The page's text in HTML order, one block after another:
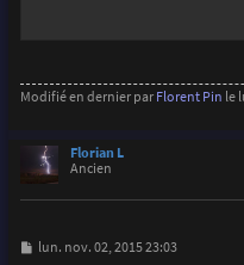
const int
const int
int sensorValue =
int
volatile boolean
Modifié en dernier par Florent Pin le
Florian L
Ancien
Mlun. nov. 02, 2015 23:03